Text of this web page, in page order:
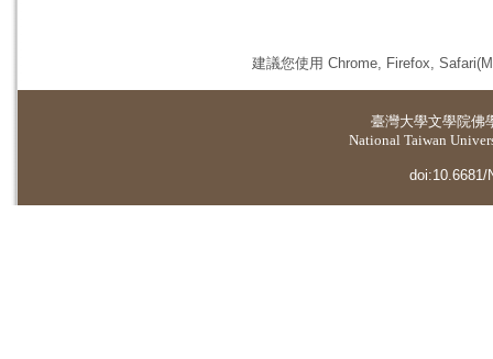
建議您使用 Chrome, Firefox,
臺灣大學文學院佛
National Taiwan
doi:10.6681/